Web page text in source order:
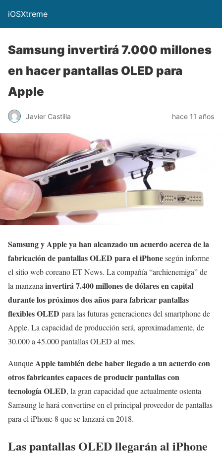
iOSXtreme
Samsung invertirá 7.000 millones
en hacer pantallas OLED para
Apple
Javier Castilla hace 11 años
Samsung y Apple ya han alcanzado un acuerdo acerca de la
fabricación de pantallas OLED para el iPhonesegún informe
el sitio web coreano ET News. La compañía “archienemiga” de
la manzana invertirá 7.400 millones de dólares en capital
durante los próximos dos años para fabricar pantallas
flexibles OLED para las futuras generaciones del smartphone de
Apple. La capacidad de producción será, aproximadamente, de
30.000 a 45.000 pantallas OLED al mes.
AunqueApple también debe haber llegado a un acuerdo con
otros fabricantes capaces de producir pantallas con
tecnología OLED, la gran capacidad que actualmente ostenta
Samsung le hará convertirse en el principal proveedor de pantallas
para el iPhone 8 que se lanzará en 2018.
Las pantallas OLED llegarán al iPhone